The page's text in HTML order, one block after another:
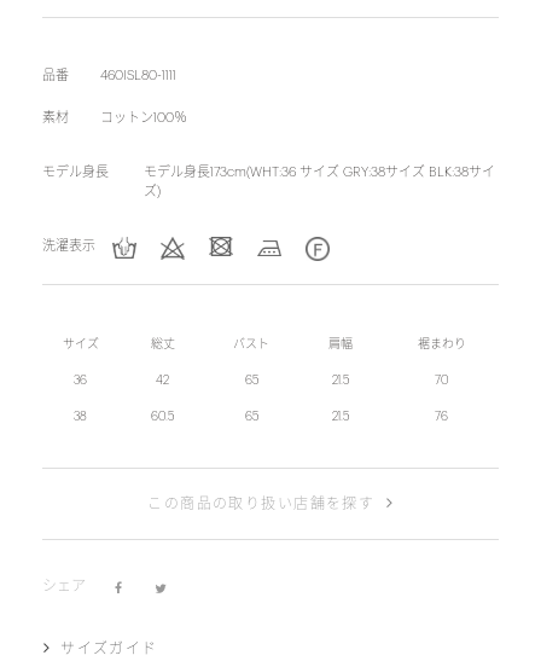
品番 460ISL80-1111
素材 コットン100％
モデル身長
モデル身長173cm(WHT:36 サイズ GRY:38サイズ BLK:38サイ
ズ)
洗濯表示
サイズ 総丈 バスト 肩幅 裾まわり
36 42 65 21.5 70
38 60.5 65 21.5 76
この商品の取り扱い店舗を探す
シェア
サイズガイド